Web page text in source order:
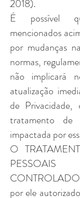
2018).
É possível
mencionados
por mudanças
normas,
não implicará
atualização
de
tratamento de
impactada por
O
por ele